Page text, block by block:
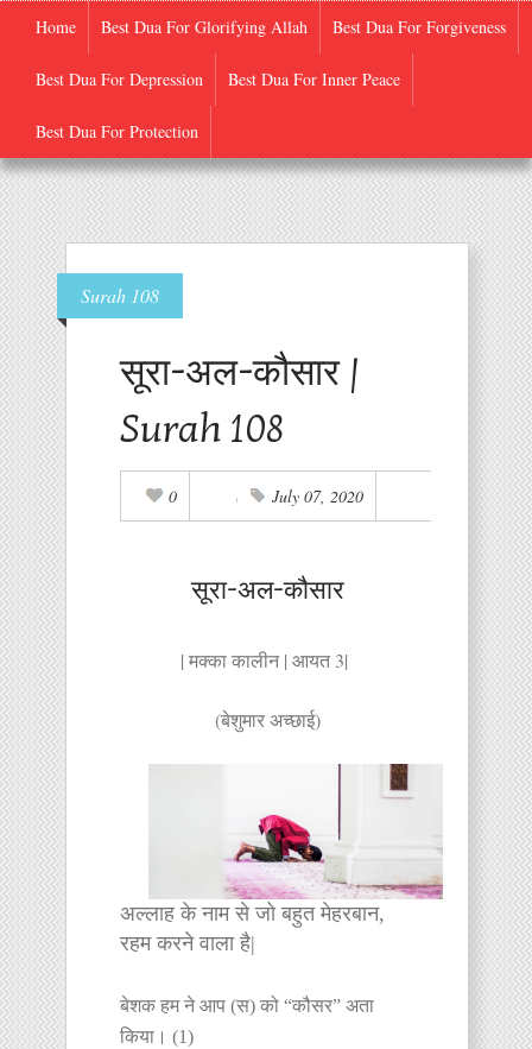
Home Best Dua For Glorifying Allah Best Dua For Forgiveness
Best Dua For Depression Best Dua For Inner Peace
Best Dua For ProtectionQuran-E-Pak
सूरा-अल-कौसार |
Surah 108
Surah 108
0 July 07, 2020
सूरा-अल-कौसार
| मक्का कालीन | आयत 3|
(बेशुमार अच्छाई)
अल्लाह के नाम से जो बहुत मेहरबान,
रहम करने वाला है|
बेशक हम ने आप (स) को “कौसर” अता
किया। (1)